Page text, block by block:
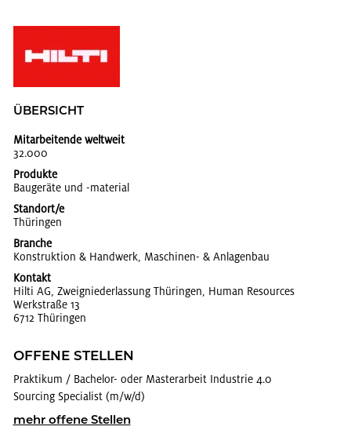
ÜBER­SICHT
Mitarbeitende weltweit
32.000
Produkte
Bau­ge­rä­te und -ma­te­ri­al
Standort/e
Thü­rin­gen
Branche
Kon­struk­ti­on & Hand­werk, Ma­schi­nen- & An­la­gen­bau
Kontakt
Hilti AG, Zweig­nie­der­las­sung Thü­rin­gen, Human Re­sour­ces
Werk­stra­ße 13
6712 Thü­rin­gen
OF­FE­NE STEL­LEN
Prak­ti­kum / Ba­che­lor- oder Mas­ter­ar­beit In­dus­trie 4.0
Sourcing Spe­cia­list (m/w/d)
mehr of­fe­ne Stel­len